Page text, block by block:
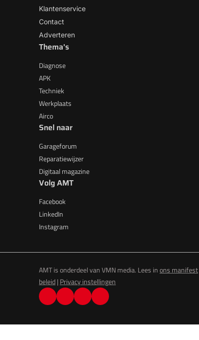
Klantenservice
Contact
Adverteren
Thema's
Diagnose
APK
Techniek
Werkplaats
Airco
Snel naar
Garageforum
Reparatiewijzer
Digitaal magazine
Volg AMT
Facebook
LinkedIn
Instagram
AMT is onderdeel van VMN media. Lees inons manifest
beleid| Privacy instellingen